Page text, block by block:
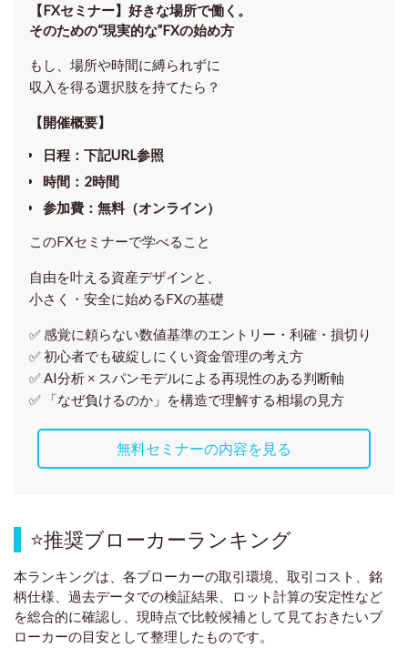
【FXセミナー】 好きな場所で働く。
そのための“現実的な”FXの始め方
もし、場所や時間に縛られずに
収入を得る選択肢を持てたら？
【開催概要】
日程：下記URL参照
時間： 2時間
参加費： 無料（オンライン）
このFXセミナーで学べること
自由を叶える資産デザインと、
小さく・安全に始めるFXの基礎
✅ 感覚に頼らない数値基準のエントリー・利確・損切り
✅ 初心者でも破綻しにくい資金管理の考え方
✅ AI分析 × スパンモデルによる再現性のある判断軸
✅ 「なぜ負けるのか」を構造で理解する相場の見方
無料セミナーの内容を見る
⭐推奨ブローカーランキング
本ランキングは、各ブローカーの取引環境、取引コスト、銘
柄仕様、過去データでの検証結果、ロット計算の安定性など
を総合的に確認し、現時点で比較候補として見ておきたいブ
ローカーの目安として整理したものです。